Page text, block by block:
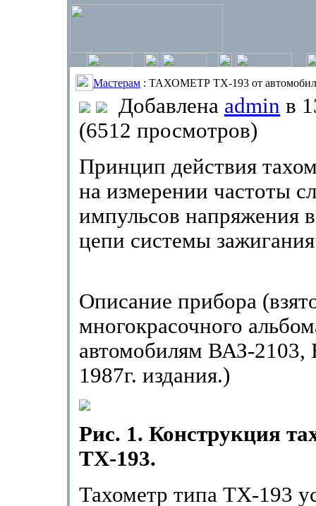
Мастерам : ТАХОМЕТР TX-193 от
Добавлена admin в
(6512 просмотров)
Принцип действия
на измерении частоты
импульсов напряжения
цепи системы зажигания
Описание прибора
многокрасочного
автомобилям ВАЗ-2103,
1987г. издания.)
Рис. 1. Конструкция
ТХ-193.
Тахометр типа ТХ-193